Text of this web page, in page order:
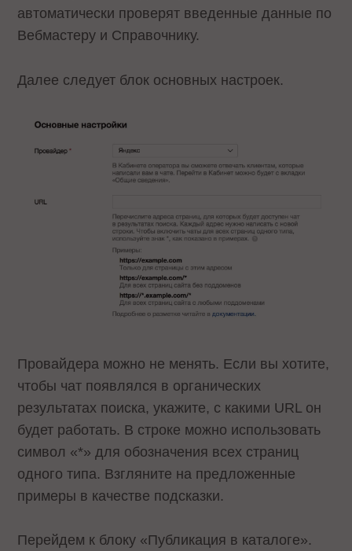
автоматически проверят введенные данные по
Вебмастеру и Справочнику.
Далее следует блок основных настроек.
Провайдера можно не менять. Если вы хотите,
чтобы чат появлялся в органических
результатах поиска, укажите, с какими URL он
будет работать. В строке можно использовать
символ «*» для обозначения всех страниц
одного типа. Взгляните на предложенные
примеры в качестве подсказки.
Перейдем к блоку «Публикация в каталоге».